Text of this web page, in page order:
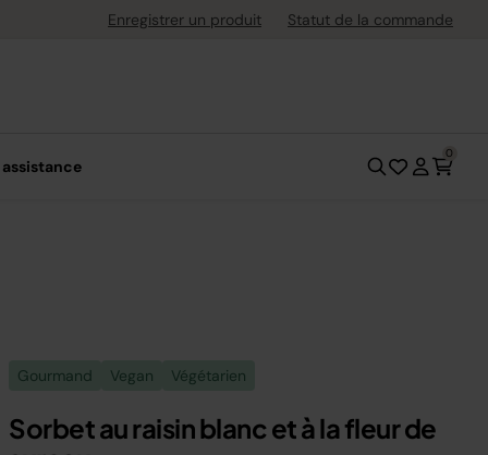
dès 40 € d'achatEnregistrer un produit Statut de la commande
0
Gourmand Vegan Végétarien
Sorbet au raisin blanc et à la fleur de